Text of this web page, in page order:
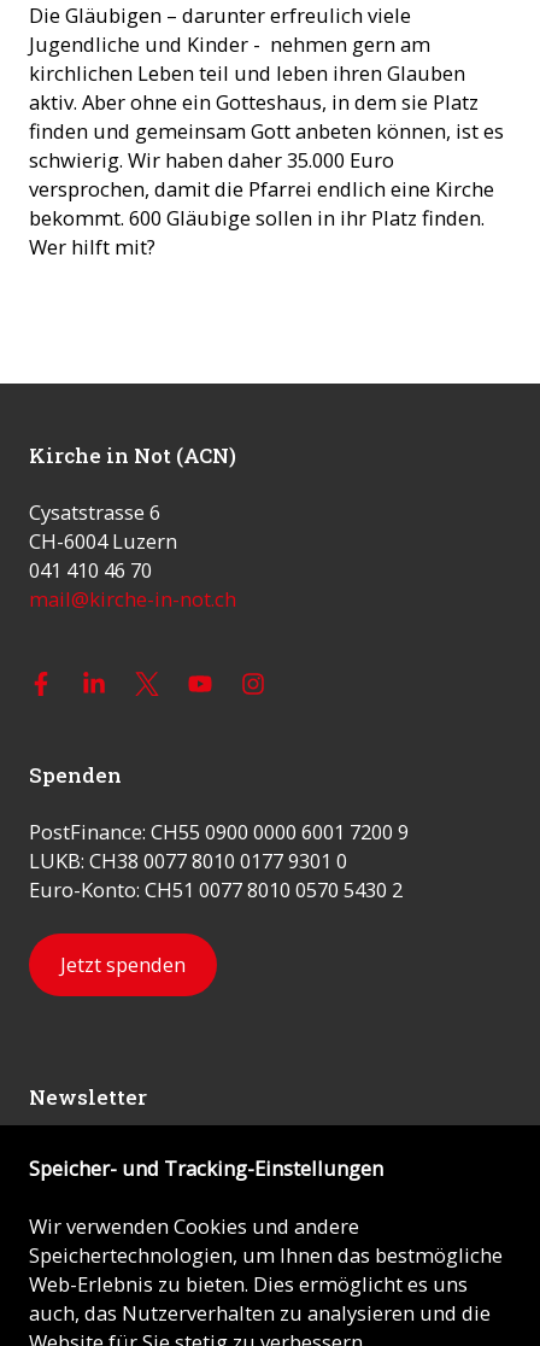
Die Gläubigen – darunter erfreulich viele
Jugendliche und Kinder - nehmen gern am
kirchlichen Leben teil und leben ihren Glauben
aktiv. Aber ohne ein Gotteshaus, in dem sie Platz
finden und gemeinsam Gott anbeten können, ist es
schwierig. Wir haben daher 35.000 Euro
versprochen, damit die Pfarrei endlich eine Kirche
bekommt. 600 Gläubige sollen in ihr Platz finden.
Wer hilft mit?
Kirche in Not (ACN)
Cysatstrasse 6
CH-6004 Luzern
041 410 46 70
mail@kirche-in-not.ch
Spenden
PostFinance: CH55 0900 0000 6001 7200 9
LUKB: CH38 0077 8010 0177 9301 0
Euro-Konto: CH51 0077 8010 0570 5430 2
Jetzt spenden
Newsletter
Abonnieren
© 2026 - KIRCHE IN NOT (ACN)
Impressum
Speicher- und Tracking-Einstellungen
Wir verwenden Cookies und andere
Speichertechnologien, um Ihnen das bestmögliche
Web-Erlebnis zu bieten. Dies ermöglicht es uns
auch, das Nutzerverhalten zu analysieren und die